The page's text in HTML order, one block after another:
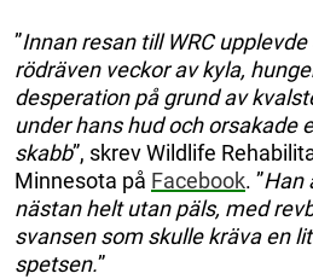
”Innan resan till WRC
rödräven veckor av kyla,
desperation på grund av
under hans hud och orsakade
skabb”, skrev Wildlife
Minnesota på Facebook. ”Han
nästan helt utan päls, med
svansen som skulle kräva en
spetsen.”